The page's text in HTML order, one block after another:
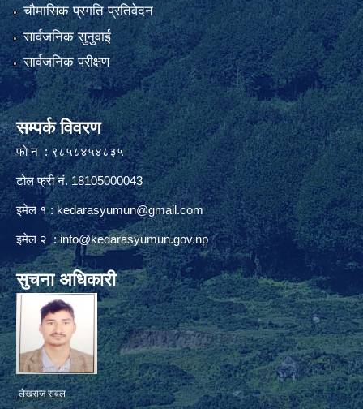
चौमासिक प्रगति प्रतिवेदन
सार्वजनिक सुनुवाई
सार्वजनिक परीक्षण
सम्पर्क विवरण
फाे न : ९८५८४५४८३५
टोल फ्री नं. 18105000043
इमेल १ :kedarasyumun@gmail.com
इमेल २ :info@kedarasyumun.gov.np
सुचना अधिकारी
लेखराज रावल